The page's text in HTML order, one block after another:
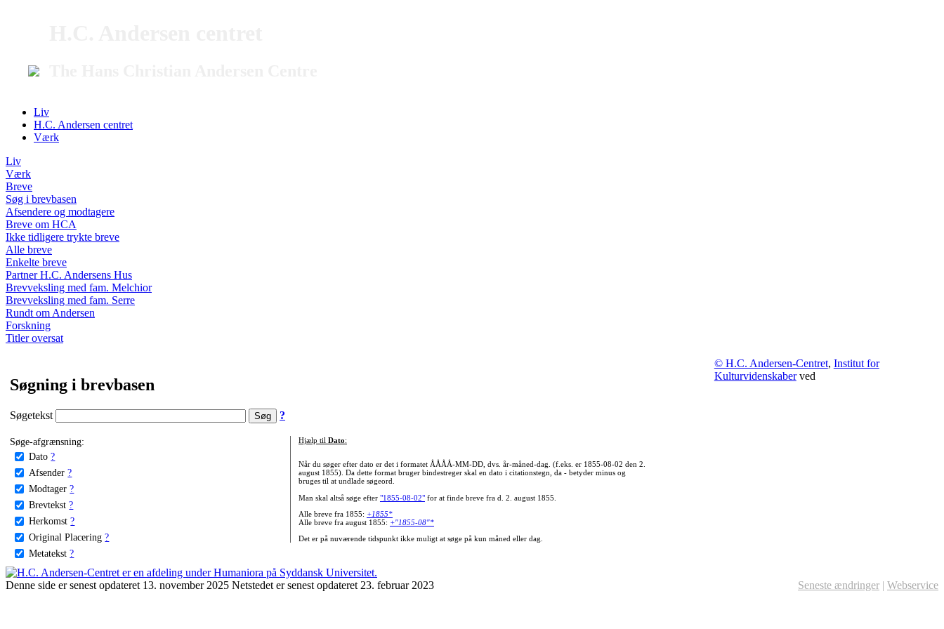
Liv
H.C. Andersen centret
Værk
Liv
Værk
Breve
Søg i brevbasen
Afsendere og modtagere
Breve om HCA
Ikke tidligere trykte breve
Alle breve
Enkelte breve
Partner H.C. Andersens Hus
Brevveksling med fam. Melchior
Brevveksling med fam. Serre
Rundt om Andersen
Forskning
Titler oversat
Søgning i brevbasen
Søgetekst ?
Søge-afgrænsning:
Dato ?
Afsender ?
Modtager ?
Brevtekst ?
Herkomst ?
Original Placering ?
Metatekst ?
Hjælp til Dato:
Når du søger efter dato er det i formatet ÅÅÅÅ-MM-DD, dvs. år-måned-dag. (f.eks. er 1855-08-02 den 2.
august 1855). Da dette format bruger bindestreger skal en dato i citationstegn, da - betyder minus og
bruges til at undlade søgeord.
Man skal altså søge efter "1855-08-02"for at finde breve fra d. 2. august 1855.
Alle breve fra 1855: +1855*
Alle breve fra august 1855: +"1855-08"*
Det er på nuværende tidspunkt ikke muligt at søge på kun måned eller dag.
© H.C. Andersen-Centret, Institut for
Kulturvidenskaberved
Denne side er senest opdateret 13. november 2025 Netstedet er senest opdateret 23. februar 2023 Seneste ændringer | Webservice